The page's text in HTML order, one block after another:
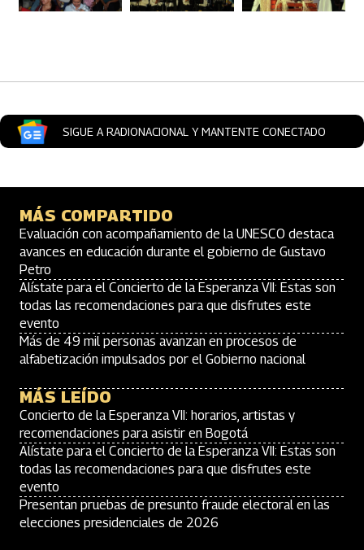
SIGUE A RADIONACIONAL Y MANTENTE CONECTADO
MÁS COMPARTIDO
Evaluación con acompañamiento de la UNESCO destaca
avances en educación durante el gobierno de Gustavo
Petro
Alístate para el Concierto de la Esperanza VII: Estas son
todas las recomendaciones para que disfrutes este
evento
Más de 49 mil personas avanzan en procesos de
alfabetización impulsados por el Gobierno nacional
MÁS LEÍDO
Concierto de la Esperanza VII: horarios, artistas y
recomendaciones para asistir en Bogotá
Alístate para el Concierto de la Esperanza VII: Estas son
todas las recomendaciones para que disfrutes este
evento
Presentan pruebas de presunto fraude electoral en las
elecciones presidenciales de 2026